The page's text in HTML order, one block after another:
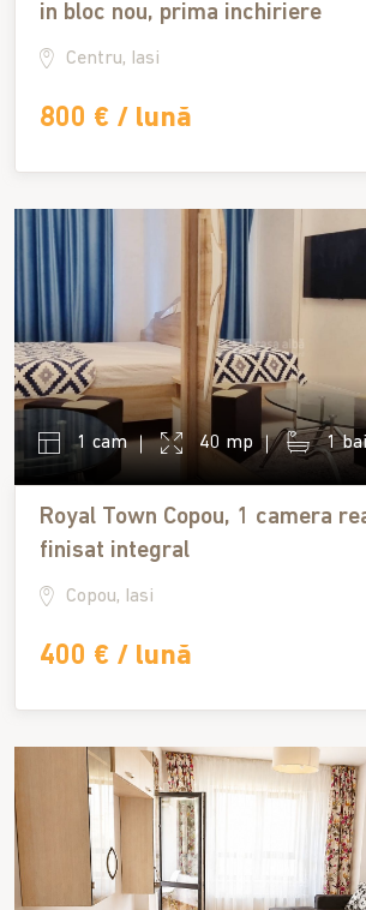
in bloc nou, prima inchiriere
Centru, Iasi
800 € / lună
1 cam 40 mp 1
Royal Town Copou, 1 camera
finisat integral
Copou, Iasi
400 € / lună